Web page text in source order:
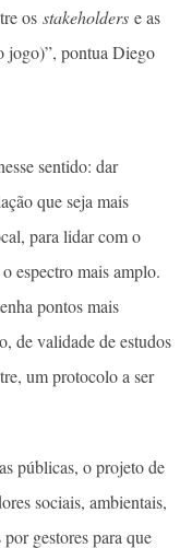
os stakeholders e as
jogo)”, pontua Diego
sentido: dar
que seja mais
para lidar com o
espectro mais amplo.
pontos mais
de validade de estudos
um protocolo a ser
públicas, o projeto de
sociais, ambientais,
gestores para que